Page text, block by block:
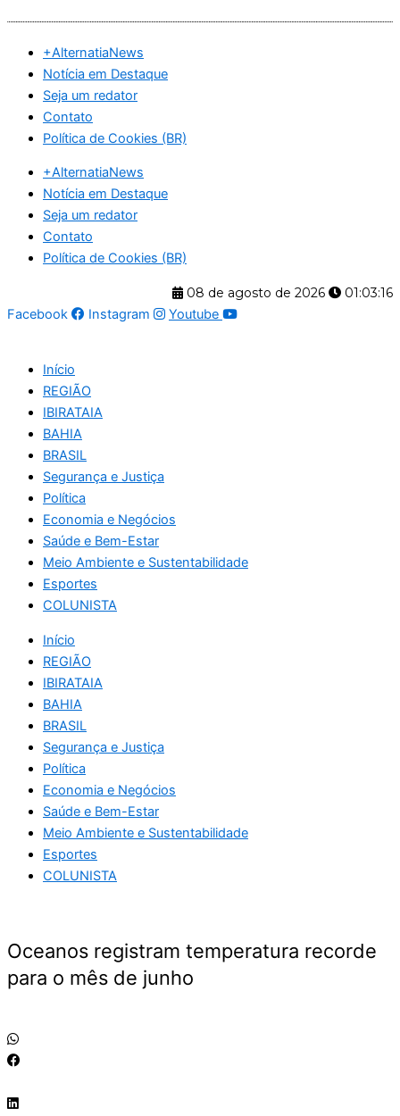
conteúdo
+AlternatiaNews
Notícia em Destaque
Seja um redator
Contato
Política de Cookies (BR)
+AlternatiaNews
Notícia em Destaque
Seja um redator
Contato
Política de Cookies (BR)
08 de agosto de 2026
01:03:16
Facebook
Instagram Youtube
Início
REGIÃO
IBIRATAIA
BAHIA
BRASIL
Segurança e Justiça
Política
Economia e Negócios
Saúde e Bem-Estar
Meio Ambiente e Sustentabilidade
Esportes
COLUNISTA
Início
REGIÃO
IBIRATAIA
BAHIA
BRASIL
Segurança e Justiça
Política
Economia e Negócios
Saúde e Bem-Estar
Meio Ambiente e Sustentabilidade
Esportes
COLUNISTA
Oceanos registram temperatura recorde
para o mês de junho